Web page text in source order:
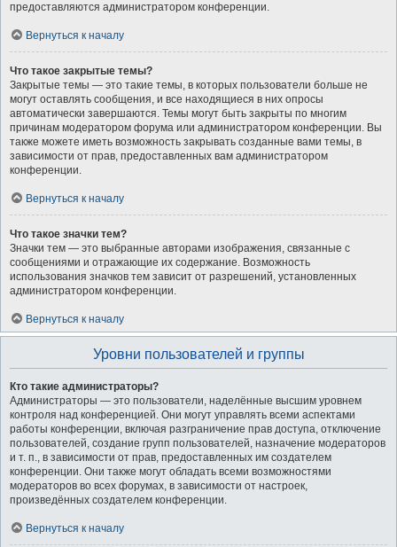
предоставляются администратором конференции.
Вернуться к началу
Что такое закрытые темы?
Закрытые темы — это такие темы, в которых пользователи больше не
могут оставлять сообщения, и все находящиеся в них опросы
автоматически завершаются. Темы могут быть закрыты по многим
причинам модератором форума или администратором конференции. Вы
также можете иметь возможность закрывать созданные вами темы, в
зависимости от прав, предоставленных вам администратором
конференции.
Вернуться к началу
Что такое значки тем?
Значки тем — это выбранные авторами изображения, связанные с
сообщениями и отражающие их содержание. Возможность
использования значков тем зависит от разрешений, установленных
администратором конференции.
Вернуться к началу
Уровни пользователей и группы
Кто такие администраторы?
Администраторы — это пользователи, наделённые высшим уровнем
контроля над конференцией. Они могут управлять всеми аспектами
работы конференции, включая разграничение прав доступа, отключение
пользователей, создание групп пользователей, назначение модераторов
и т. п., в зависимости от прав, предоставленных им создателем
конференции. Они также могут обладать всеми возможностями
модераторов во всех форумах, в зависимости от настроек,
произведённых создателем конференции.
Вернуться к началу